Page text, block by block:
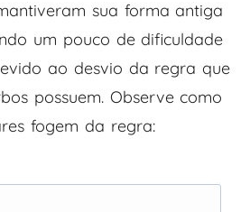
sua forma antiga
um pouco de dificuldade
ao desvio da regra que
possuem. Observe como
fogem da regra: